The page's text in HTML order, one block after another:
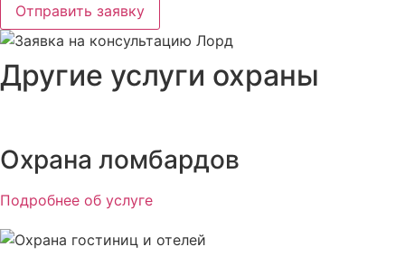
Отправить заявку
Другие услуги охраны
Охрана ломбардов
Подробнее об услуге